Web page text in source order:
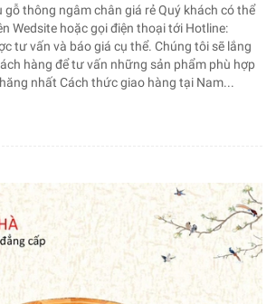
thông ngâm chân giá rẻ Quý khách có thể
Wedsite hoặc gọi điện thoại tới Hotline:
tư vấn và báo giá cụ thể. Chúng tôi sẽ lắng
hàng để tư vấn những sản phẩm phù hợp
nhất Cách thức giao hàng tại Nam...